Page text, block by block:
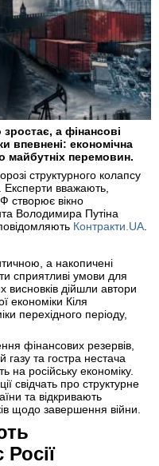
а фінансові
впевнені: економічна
майбутніх перемовин.
структурного колапсу
Експерти вважають,
створює вікно
Володимира Путіна
Контракти.UA.
а накопичені
сприятливі умови для
висновків дійшли автори
економіки Кіля
перехідного періоду,
фінансових резервів,
газу та гостра нестача
на російську економіку.
свідчать про структурне
та відкривають
щодо завершення війни.